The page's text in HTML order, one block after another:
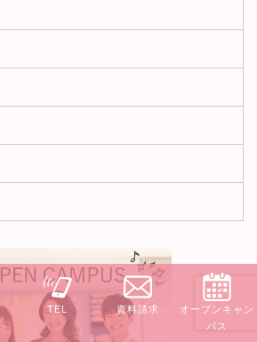
TEL 資料請求
オープンキャン
パス